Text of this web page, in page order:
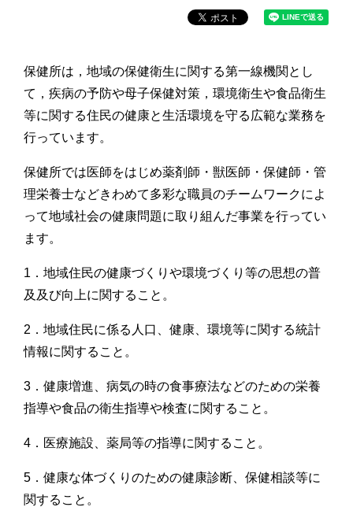
保健所は，地域の保健衛生に関する第一線機関とし
て，疾病の予防や母子保健対策，環境衛生や食品衛生
等に関する住民の健康と生活環境を守る広範な業務を
行っています。
保健所では医師をはじめ薬剤師・獣医師・保健師・管
理栄養士などきわめて多彩な職員のチームワークによ
って地域社会の健康問題に取り組んだ事業を行ってい
ます。
1．地域住民の健康づくりや環境づくり等の思想の普
及及び向上に関すること。
2．地域住民に係る人口、健康、環境等に関する統計
情報に関すること。
3．健康増進、病気の時の食事療法などのための栄養
指導や食品の衛生指導や検査に関すること。
4．医療施設、薬局等の指導に関すること。
5．健康な体づくりのための健康診断、保健相談等に
関すること。